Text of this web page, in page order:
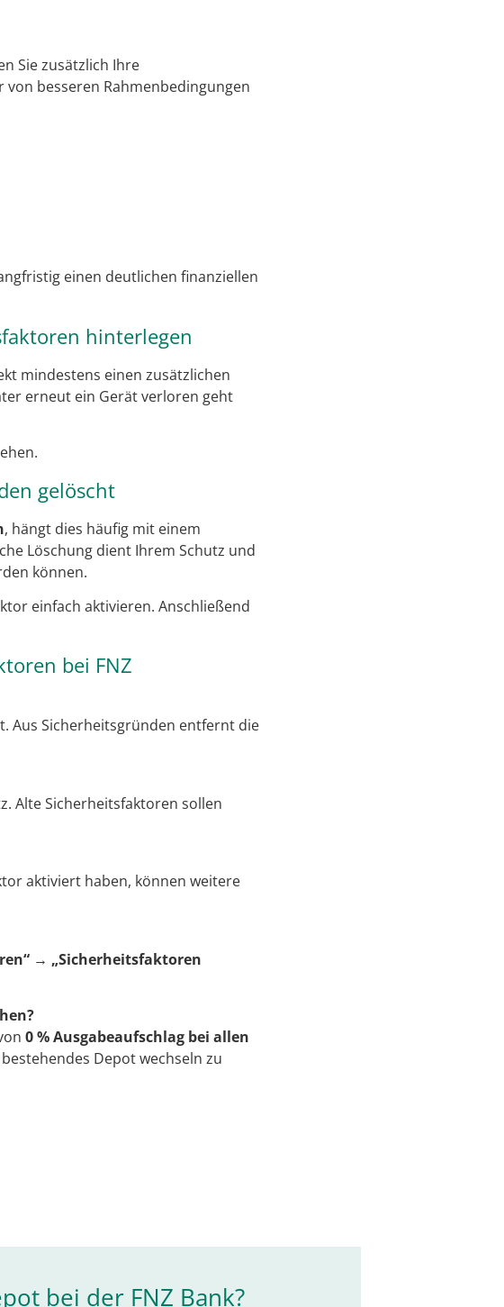
Sie zusätzlich Ihre
besseren Rahmenbedingungen
einen deutlichen finanziellen
hinterlegen
mindestens einen zusätzlichen
erneut ein Gerät verloren geht
gelöscht
, hängt dies häufig mit einem
Löschung dient Ihrem Schutz und
können.
einfach aktivieren. Anschließend
bei FNZ
Aus Sicherheitsgründen entfernt die
Alte Sicherheitsfaktoren sollen
aktiviert haben, können weitere
→ „Sicherheitsfaktoren
0 % Ausgabeaufschlag bei allen
Depot wechseln zu
bei der FNZ Bank?